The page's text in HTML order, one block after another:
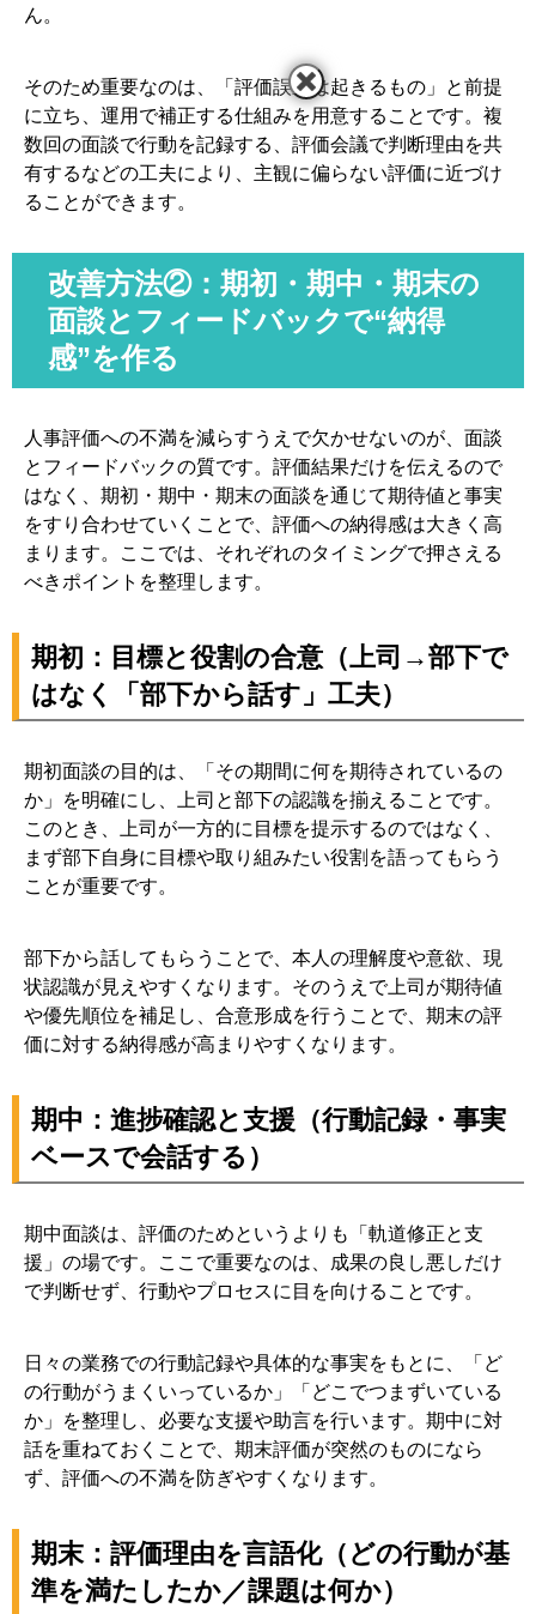
ん。
そのため重要なのは、「評価誤差は起きるもの」と前提
に立ち、運用で補正する仕組みを用意することです。複
数回の面談で行動を記録する、評価会議で判断理由を共
有するなどの工夫により、主観に偏らない評価に近づけ
ることができます。
改善方法②：期初・期中・期末の
面談とフィードバックで“納得
感”を作る
人事評価への不満を減らすうえで欠かせないのが、面談
とフィードバックの質です。評価結果だけを伝えるので
はなく、期初・期中・期末の面談を通じて期待値と事実
をすり合わせていくことで、評価への納得感は大きく高
まります。ここでは、それぞれのタイミングで押さえる
べきポイントを整理します。
期初：目標と役割の合意（上司→部下で
はなく「部下から話す」工夫）
期初面談の目的は、「その期間に何を期待されているの
か」を明確にし、上司と部下の認識を揃えることです。
このとき、上司が一方的に目標を提示するのではなく、
まず部下自身に目標や取り組みたい役割を語ってもらう
ことが重要です。
部下から話してもらうことで、本人の理解度や意欲、現
状認識が見えやすくなります。そのうえで上司が期待値
や優先順位を補足し、合意形成を行うことで、期末の評
価に対する納得感が高まりやすくなります。
期中：進捗確認と支援（行動記録・事実
ベースで会話する）
期中面談は、評価のためというよりも「軌道修正と支
援」の場です。ここで重要なのは、成果の良し悪しだけ
で判断せず、行動やプロセスに目を向けることです。
日々の業務での行動記録や具体的な事実をもとに、「ど
の行動がうまくいっているか」「どこでつまずいている
か」を整理し、必要な支援や助言を行います。期中に対
話を重ねておくことで、期末評価が突然のものになら
ず、評価への不満を防ぎやすくなります。
期末：評価理由を言語化（どの行動が基
準を満たしたか／課題は何か）